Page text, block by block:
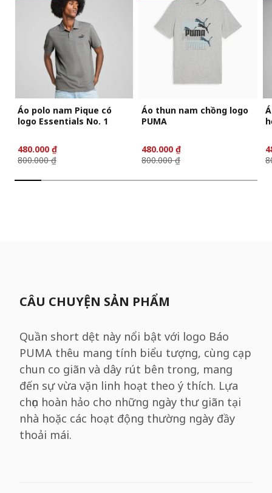
Áo polo nam Pique có
logo Essentials No. 1
480.000 ₫
800.000 ₫
Áo thun nam chồng logo
PUMA
480.000 ₫
800.000 ₫
CÂU CHUYỆN SẢN PHẨM
Quần short dệt này nổi bật với logo Báo
PUMA thêu mang tính biểu tượng, cùng cạp
chun co giãn và dây rút bên trong, mang
đến sự vừa vặn linh hoạt theo ý thích. Lựa
chọn hoàn hảo cho những ngày thư giãn tại
nhà hoặc các hoạt động thường ngày đầy
thoải mái.